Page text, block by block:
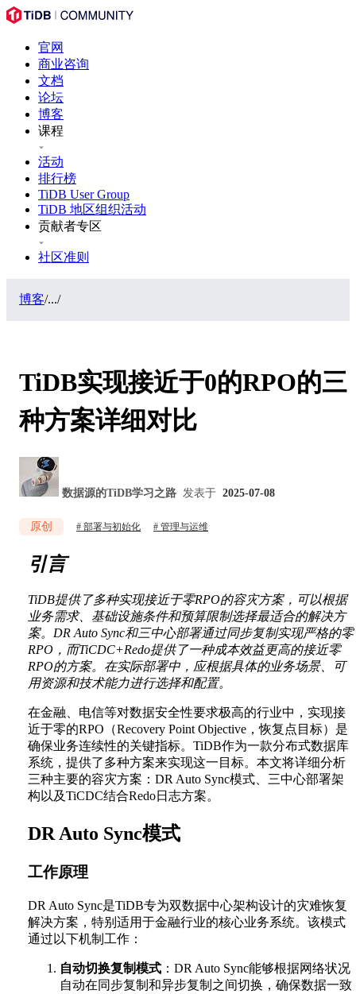
官网
商业咨询
文档
论坛
博客
课程
活动
排行榜
TiDB User Group
TiDB 地区组织活动
贡献者专区
社区准则
博客/.../
TiDB实现接近于0的RPO的三
种方案详细对比
数据源的TiDB学习之路 发表于 2025-07-08
原创 部署与初始化 管理与运维
引言
TiDB提供了多种实现接近于零RPO的容灾方案，可以根据
业务需求、基础设施条件和预算限制选择最适合的解决方
案。DR Auto Sync和三中心部署通过同步复制实现严格的零
RPO，而TiCDC+Redo提供了一种成本效益更高的接近零
RPO的方案。在实际部署中，应根据具体的业务场景、可
用资源和技术能力进行选择和配置。
在金融、电信等对数据安全性要求极高的行业中，实现接
近于零的RPO（Recovery Point Objective，恢复点目标）是
确保业务连续性的关键指标。TiDB作为一款分布式数据库
系统，提供了多种方案来实现这一目标。本文将详细分析
三种主要的容灾方案：DR Auto Sync模式、三中心部署架
构以及TiCDC结合Redo日志方案。
DR Auto Sync模式
工作原理
DR Auto Sync是TiDB专为双数据中心架构设计的灾难恢复
解决方案，特别适用于金融行业的核心业务系统。该模式
通过以下机制工作：
自动切换复制模式 ：DR Auto Sync能够根据网络状况
自动在同步复制和异步复制之间切换，确保数据一致